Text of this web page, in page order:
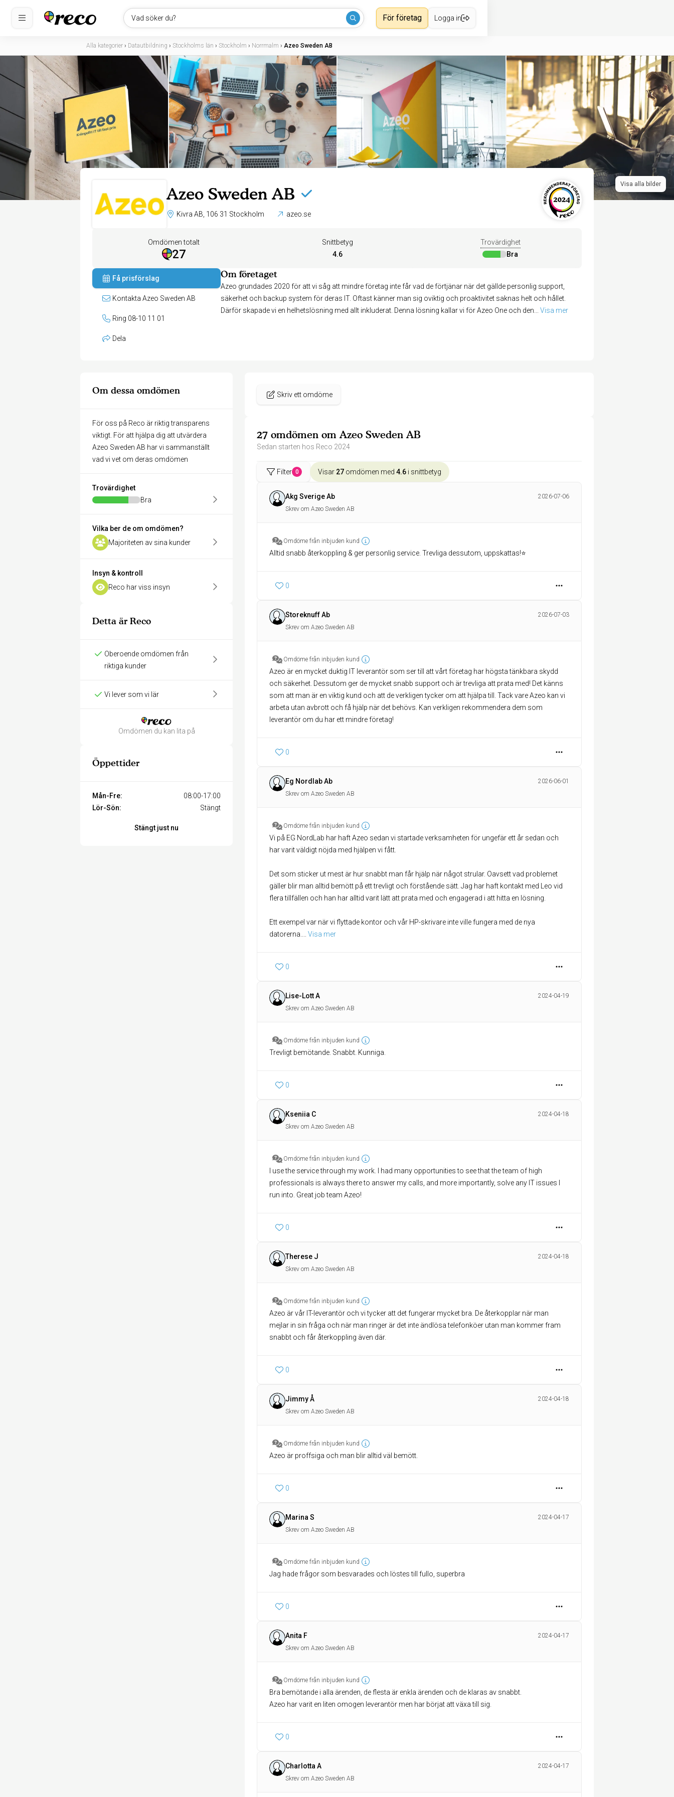
Vad söker du? För företag Logga in
Alla kategorier › Datautbildning › Stockholms län › Stockholm › Norrmalm › Azeo Sweden AB
Visa alla bilder
Azeo Sweden AB
Kivra AB, 106 31 Stockholm azeo.se
Omdömen totalt
27
Snittbetyg
4.6
Trovärdighet
Bra
Få prisförslag
Kontakta Azeo Sweden AB
Ring 08-10 11 01
Dela
Om företaget
Azeo grundades 2020 för att vi såg att mindre företag inte får vad de förtjänar när det gällde personlig support,
säkerhet och backup system för deras IT. Oftast känner man sig oviktig och proaktivitet saknas helt och hållet.
Därför skapade vi en helhetslösning med allt inkluderat. Denna lösning kallar vi för Azeo One och den
Visa mer
Om dessa omdömen
För oss på Reco är riktig transparens
viktigt. För att hjälpa dig att utvärdera
Azeo Sweden AB har vi sammanställt
vad vi vet om deras omdömen
Trovärdighet
Bra
Vilka ber de om omdömen?
Majoriteten av sina kunder
Insyn & kontroll
Reco har viss insyn
Detta är Reco
Oberoende omdömen från
riktiga kunder
Vi lever som vi lär
Omdömen du kan lita på
Öppettider
Mån-Fre:
08:00-17:00
Lör-Sön:
Stängt
Stängt just nu
Skriv ett omdöme
27 omdömen om Azeo Sweden AB
Sedan starten hos Reco 2024
Filter 0 Visar 27 omdömen med 4.6 i snittbetyg
Akg Sverige Ab
2026-07-06
Skrev om Azeo Sweden AB
Omdöme från inbjuden kund
Alltid snabb återkoppling & ger personlig service. Trevliga dessutom, uppskattas!⭐️
0
Storeknuff Ab
2026-07-03
Skrev om Azeo Sweden AB
Omdöme från inbjuden kund
Azeo är en mycket duktig IT leverantör som ser till att vårt företag har högsta tänkbara skydd
och säkerhet. Dessutom ger de mycket snabb support och är trevliga att prata med! Det känns
som att man är en viktig kund och att de verkligen tycker om att hjälpa till. Tack vare Azeo kan vi
arbeta utan avbrott och få hjälp när det behövs. Kan verkligen rekommendera dem som
0
Eg Nordlab Ab
2026-06-01
Skrev om Azeo Sweden AB
Omdöme från inbjuden kund
Vi på EG NordLab har haft Azeo sedan vi startade verksamheten för ungefär ett år sedan och
har varit väldigt nöjda med hjälpen vi fått.
Det som sticker ut mest är hur snabbt man får hjälp när något strular. Oavsett vad problemet
gäller blir man alltid bemött på ett trevligt och förstående sätt. Jag har haft kontakt med Leo vid
flera tillfällen och han har alltid varit lätt att prata med och engagerad i att hitta en lösning.
Ett exempel var när vi flyttade kontor och vår HP-skrivare inte ville fungera med de nya
datorerna.
Visa mer
0
Lise-Lott A
2024-04-19
Skrev om Azeo Sweden AB
Omdöme från inbjuden kund
Trevligt bemötande. Snabbt. Kunniga.
0
Kseniia C
2024-04-18
Skrev om Azeo Sweden AB
Omdöme från inbjuden kund
I use the service through my work. I had many opportunities to see that the team of high
professionals is always there to answer my calls, and more importantly, solve any IT issues I
run into. Great job team Azeo!
0
Therese J
2024-04-18
Skrev om Azeo Sweden AB
Omdöme från inbjuden kund
Azeo är vår IT-leverantör och vi tycker att det fungerar mycket bra. De återkopplar när man
mejlar in sin fråga och när man ringer är det inte ändlösa telefonköer utan man kommer fram
snabbt och får återkoppling även där.
0
Jimmy Å
2024-04-18
Skrev om Azeo Sweden AB
Omdöme från inbjuden kund
Azeo är proffsiga och man blir alltid väl bemött.
0
Marina S
2024-04-17
Skrev om Azeo Sweden AB
Omdöme från inbjuden kund
Jag hade frågor som besvarades och löstes till fullo, superbra
0
Anita F
2024-04-17
Skrev om Azeo Sweden AB
Omdöme från inbjuden kund
Bra bemötande i alla ärenden, de flesta är enkla ärenden och de klaras av snabbt.
Azeo har varit en liten omogen leverantör men har börjat att växa till sig.
0
Charlotta A
2024-04-17
Skrev om Azeo Sweden AB